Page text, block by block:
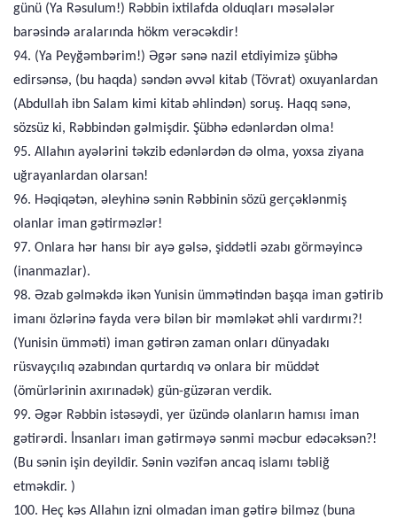
günü (Ya Rəsulum!) Rəbbin ixtilafda olduqları məsələlər
barəsində aralarında hökm verəcəkdir!
94. (Ya Peyğəmbərim!) Əgər sənə nazil etdiyimizə şübhə
edirsənsə, (bu haqda) səndən əvvəl kitab (Tövrat) oxuyanlardan
(Abdullah ibn Salam kimi kitab əhlindən) soruş. Haqq sənə,
sözsüz ki, Rəbbindən gəlmişdir. Şübhə edənlərdən olma!
95. Allahın ayələrini təkzib edənlərdən də olma, yoxsa ziyana
uğrayanlardan olarsan!
96. Həqiqətən, əleyhinə sənin Rəbbinin sözü gerçəklənmiş
olanlar iman gətirməzlər!
97. Onlara hər hansı bir ayə gəlsə, şiddətli əzabı görməyincə
(inanmazlar).
98. Əzab gəlməkdə ikən Yunisin ümmətindən başqa iman gətirib
imanı özlərinə fayda verə bilən bir məmləkət əhli vardırmı?!
(Yunisin ümməti) iman gətirən zaman onları dünyadakı
rüsvayçılıq əzabından qurtardıq və onlara bir müddət
(ömürlərinin axırınadək) gün-güzəran verdik.
99. Əgər Rəbbin istəsəydi, yer üzündə olanların hamısı iman
gətirərdi. İnsanları iman gətirməyə sənmi məcbur edəcəksən?!
(Bu sənin işin deyildir. Sənin vəzifən ancaq islamı təbliğ
etməkdir. )
100. Heç kəs Allahın izni olmadan iman gətirə bilməz (buna